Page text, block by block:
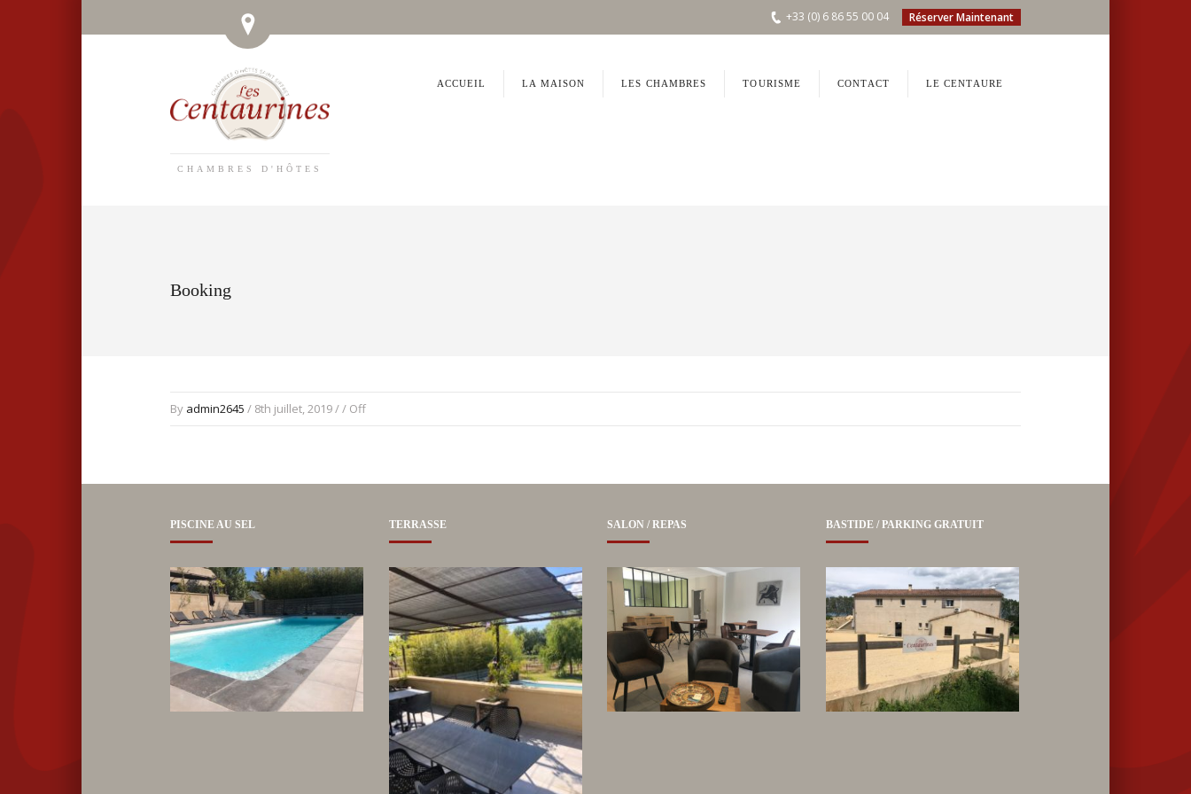
Réserver Maintenant
+33 (0) 6 86 55 00 04
CHAMBRES D'HÔTES
ACCUEIL LA MAISON LES CHAMBRES TOURISME CONTACT LE CENTAURE
Booking
By admin2645 / 8th juillet, 2019 / / Off
PISCINE AU SEL TERRASSE SALON / REPAS BASTIDE / PARKING GRATUIT